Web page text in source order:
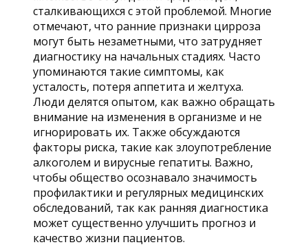
сталкивающихся с этой проблемой. Многие
отмечают, что ранние признаки цирроза
могут быть незаметными, что затрудняет
диагностику на начальных стадиях. Часто
упоминаются такие симптомы, как
усталость, потеря аппетита и желтуха.
Люди делятся опытом, как важно обращать
внимание на изменения в организме и не
игнорировать их. Также обсуждаются
факторы риска, такие как злоупотребление
алкоголем и вирусные гепатиты. Важно,
чтобы общество осознавало значимость
профилактики и регулярных медицинских
обследований, так как ранняя диагностика
может существенно улучшить прогноз и
качество жизни пациентов.